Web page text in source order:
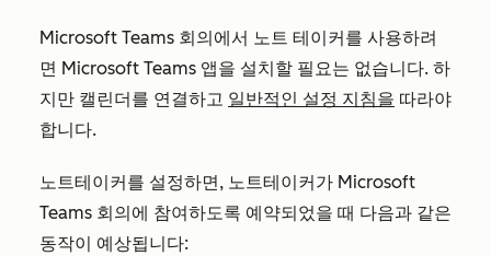
Microsoft Teams 회의에서 노트 테이커를 사용하려
면 Microsoft Teams 앱을 설치할 필요는 없습니다. 하
지만 캘린더를 연결하고 일반적인 설정 지침을 따라야
합니다.
노트테이커를 설정하면, 노트테이커가 Microsoft
Teams 회의에 참여하도록 예약되었을 때 다음과 같은
동작이 예상됩니다: